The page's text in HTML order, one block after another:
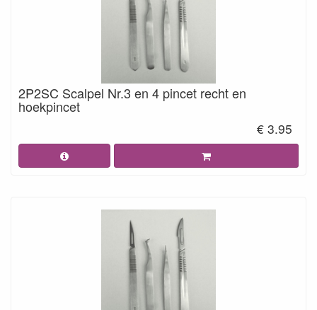
2P2SC Scalpel Nr.3 en 4 pincet recht en
hoekpincet
€ 3.95